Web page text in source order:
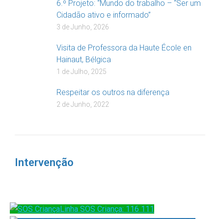
6.º Projeto: “Mundo do trabalho – “Ser um
Cidadão ativo e informado”
3 de Junho, 2026
Visita de Professora da Haute École en
Hainaut, Bélgica
1 de Julho, 2025
Respeitar os outros na diferença
2 de Junho, 2022
Intervenção
Linha SOS Criança: 116 111